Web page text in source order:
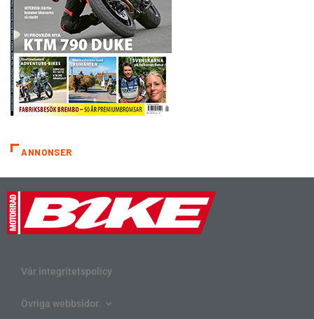
ANNONSER
Vår integritetspolicy
Övriga webbsidor